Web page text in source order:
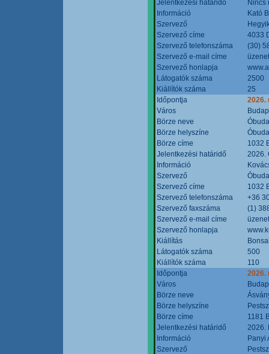
Jelentkezési határidő
Nincs
Információ
Kató
Szervező
Szervező címe
4033
Szervező telefonszáma
(30)
Szervező e-mail címe
Szervező honlapja
Látogatók száma
2500
Kiállítók száma
25
Időpontja
2026.
Város
Börze neve
Börze helyszíne
Börze címe
1032
Jelentkezési határidő
2026.
Információ
Szervező
Szervező címe
1032
Szervező telefonszáma
+36
Szervező faxszáma
(1)
Szervező e-mail címe
Szervező honlapja
Kiállítás
Látogatók száma
500
Kiállítók száma
110
Időpontja
2026.
Város
Börze neve
Börze helyszíne
Börze címe
1181
Jelentkezési határidő
2026.
Információ
Panyi
Szervező